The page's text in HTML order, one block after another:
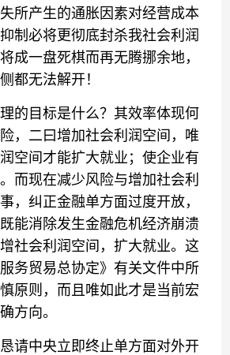
所产生的通胀因素对经营成本
制必将更彻底封杀我社会利润
成一盘死棋而再无腾挪余地，
都无法解开！
目标是什么？其效率体现何
，二曰增加社会利润空间，唯
空间才能扩大就业；使企业有
而现在减少风险与增加社会利
，纠正金融单方面过度开放，
能消除发生金融危机经济崩溃
社会利润空间，扩大就业。这
务贸易总协定》有关文件中所
原则，而且唯如此才是当前宏
方向。
中央立即终止单方面对外开